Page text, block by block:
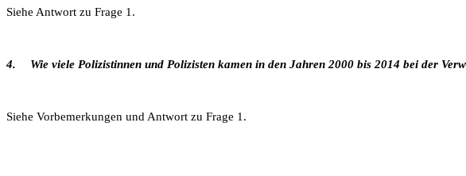
Siehe Antwort zu Frage 1.
4. Wie viele Polizistinnen und Polizisten kamen in den Jahren 2000 bis 2014 bei der
Siehe Vorbemerkungen und Antwort zu Frage 1.